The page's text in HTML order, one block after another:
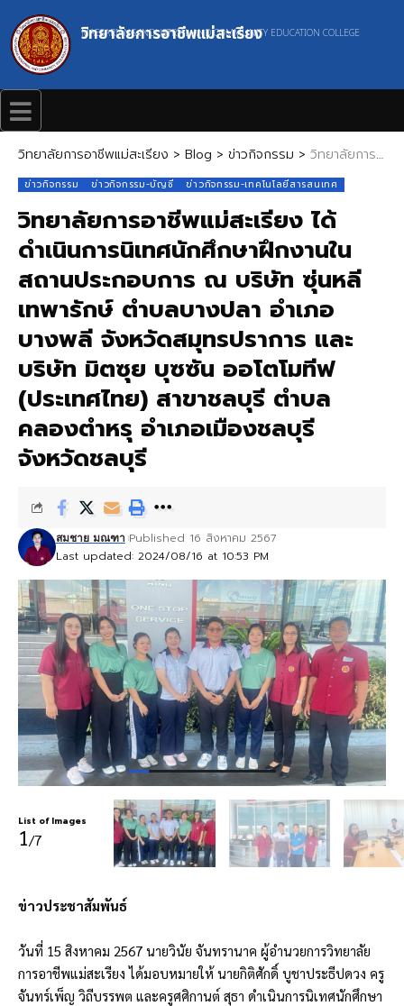
วิทยาลัยการอาชีพแม่สะเรียง
MAESARIANG INDUSTRIAL AND COMMUNITY EDUCATION COLLEGE
วิทยาลัยการอาชีพแม่สะเรียง > Blog > ข่าวกิจกรรม > วิทยาลัยการอาชีพแม่สะเรียง ได้ดำเนินการนิเทศนักศึกษาฝึกงานในสถานประกอบการ ณ บริษัท ซุ่นหลี เทพารักษ์ ตำบลบางปลา อำเภอบางพลี จังหวัดสมุทรปราการ และบริษัท มิตซุย บุซซัน ออโตโมทีฟ (ประเทศไทย) สาขาชลบุรี ตำบลคลองตำหรุ อำเภอเมืองชลบุรี จังหวัดชลบุรี
ข่าวกิจกรรม ข่าวกิจกรรม-บัญชี ข่าวกิจกรรม-เทคโนโลยีสารสนเทศ
วิทยาลัยการอาชีพแม่สะเรียง ได้
ดำเนินการนิเทศนักศึกษาฝึกงานใน
สถานประกอบการ ณ บริษัท ซุ่นหลี
เทพารักษ์ ตำบลบางปลา อำเภอ
บางพลี จังหวัดสมุทรปราการ และ
บริษัท มิตซุย บุซซัน ออโตโมทีฟ
(ประเทศไทย) สาขาชลบุรี ตำบล
คลองตำหรุ อำเภอเมืองชลบุรี
จังหวัดชลบุรี
Last updated: 2024/08/16 at 10:53 PM
สมชาย มณฑา Published 16 สิงหาคม 2567
List of Images
1/7
ข่าวประชาสัมพันธ์
วันที่ 15 สิงหาคม 2567 นายวินัย จันทรานาค ผู้อำนวยการวิทยาลัย
การอาชีพแม่สะเรียง ได้มอบหมายให้ นายกิติศักดิ์ บูชาประธีปดวง ครู
จันทร์เพ็ญ วิถีบรรพต และครูศศิกานต์ สุธา ดำเนินการนิเทศนักศึกษา